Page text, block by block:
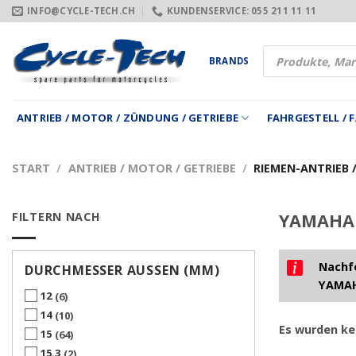
Zum
Inhalt
springen
INFO@CYCLE-TECH.CH KUNDENSERVICE: 055 211 11 11
BRANDS
Products
search
ANTRIEB / MOTOR / ZÜNDUNG / GETRIEBE FAHRGESTELL /
START / ANTRIEB / MOTOR / GETRIEBE / RIEMEN-ANTRIEB
FILTERN NACH
DURCHMESSER AUSSEN (MM)
12 6
14 10
15 64
15.3
Es wurden